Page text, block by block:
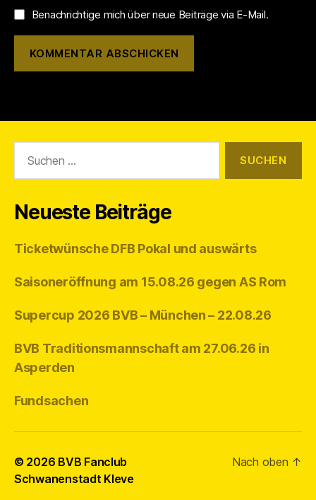
Benachrichtige mich über neue Beiträge via E-Mail.
nach:
Neueste Beiträge
Ticketwünsche DFB Pokal und auswärts
Saisoneröffnung am 15.08.26 gegen AS Rom
Supercup 2026 BVB – München – 22.08.26
BVB Traditionsmannschaft am 27.06.26 in
Asperden
Fundsachen
© 2026 BVB Fanclub
Schwanenstadt Kleve
Nach oben ↑